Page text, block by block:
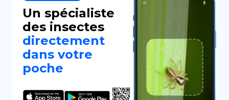
Un spécialiste
des insectes
directement
dans votre
poche